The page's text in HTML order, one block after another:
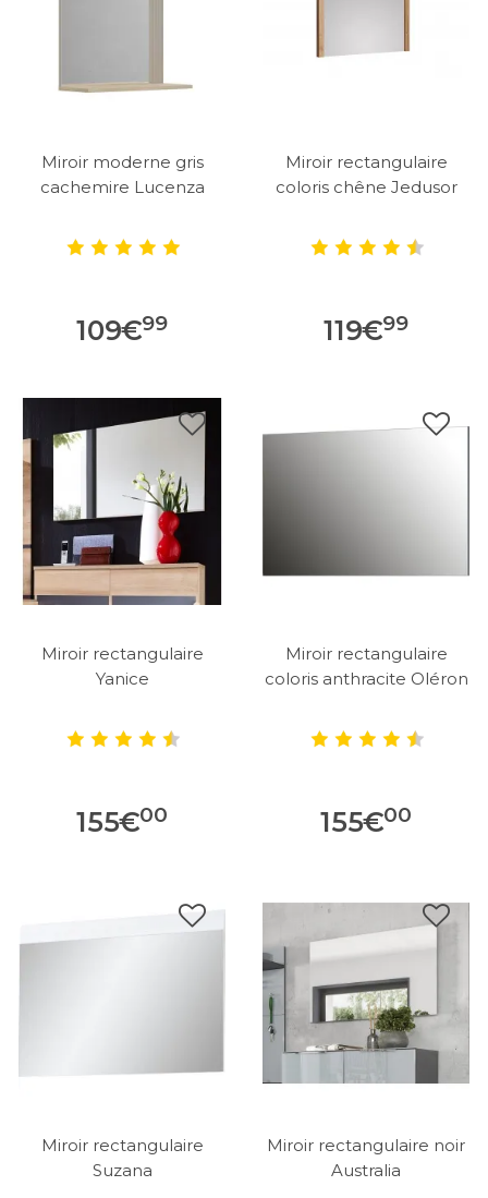
Miroir moderne gris
cachemire Lucenza
109€99
Miroir rectangulaire
coloris chêne Jedusor
119€99
Miroir rectangulaire
Yanice
155€00
Miroir rectangulaire
coloris anthracite Oléron
155€00
Miroir rectangulaire
Suzana
Miroir rectangulaire noir
Australia